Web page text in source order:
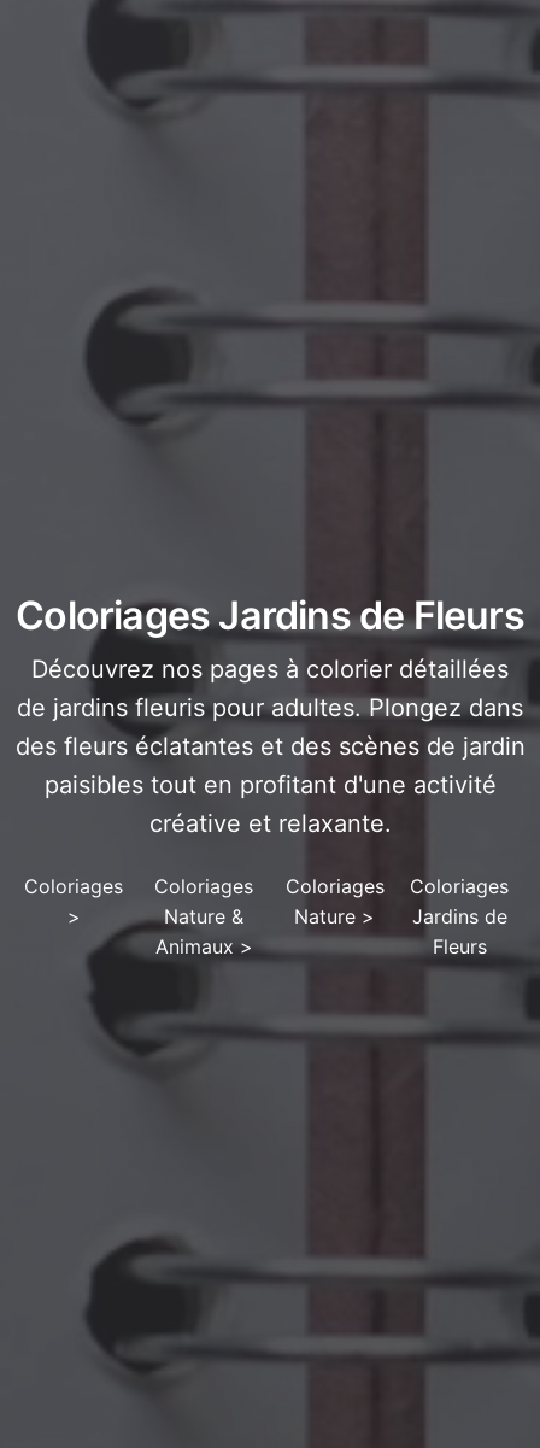
Coloriages Jardins de Fleurs
Découvrez nos pages à colorier détaillées
de jardins fleuris pour adultes. Plongez dans
des fleurs éclatantes et des scènes de jardin
paisibles tout en profitant d'une activité
créative et relaxante.
Coloriages
>
Coloriages
Nature &
Animaux>
Coloriages
Nature >
Coloriages
Jardins de
Fleurs